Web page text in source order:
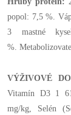
popol: 7,5 %.
3 mastné
%.
VÝŽIVOVÉ
Vitamín D3 1
mg/kg, Selén